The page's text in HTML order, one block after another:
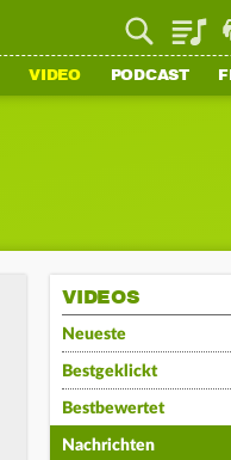
Playlist
VIDEO PODCAST
VIDEOS
Neueste
Bestgeklickt
Bestbewertet
Nachrichten